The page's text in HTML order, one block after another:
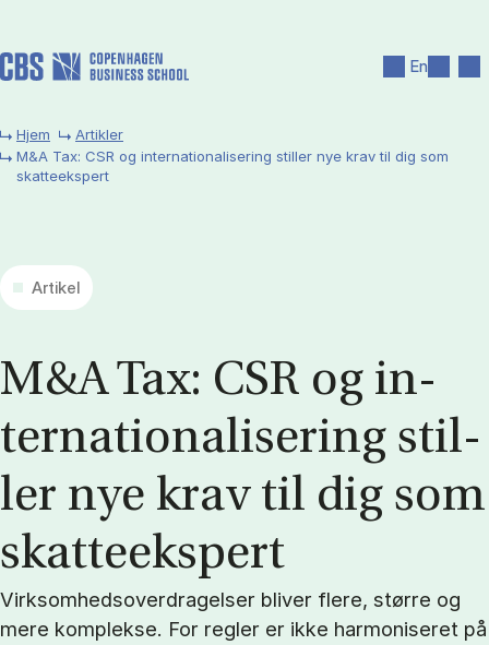
En
Hjem
Artikler
M&A Tax: CSR og internationalisering stiller nye krav til dig som
skatteekspert
Artikel
M&A Tax: CSR og in­
ter­na­tio­na­li­se­ring stil­
ler nye krav til dig som
skat­te­eks­pert
Virksomhedsoverdragelser bliver flere, større og
mere komplekse. For regler er ikke harmoniseret på